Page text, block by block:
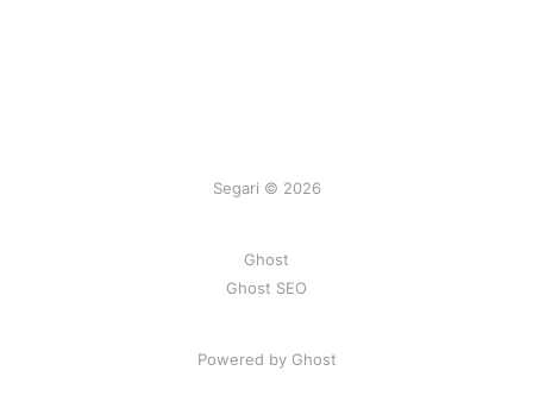
Segari © 2026
Ghost
Ghost SEO
Powered by Ghost